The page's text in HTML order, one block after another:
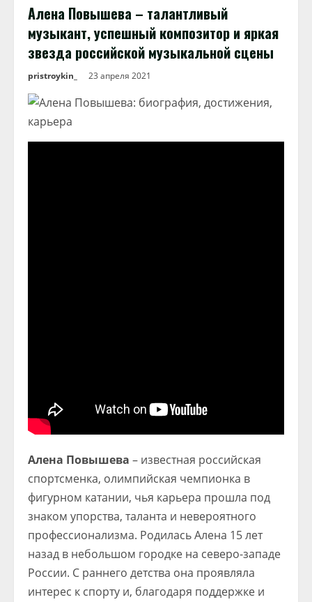
Алена Повышева – талантливый
музыкант, успешный композитор и яркая
звезда российской музыкальной сцены
pristroykin_ 23 апреля 2021
Алена Повышева – известная российская
спортсменка, олимпийская чемпионка в
фигурном катании, чья карьера прошла под
знаком упорства, таланта и невероятного
профессионализма. Родилась Алена 15 лет
назад в небольшом городке на северо-западе
России. С раннего детства она проявляла
интерес к спорту и, благодаря поддержке и